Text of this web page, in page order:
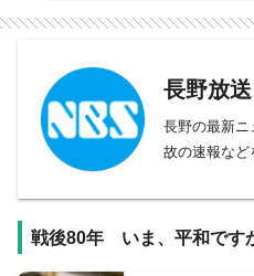
長野放送
長野の最新ニ
故の速報など
戦後80年 いま、平和です